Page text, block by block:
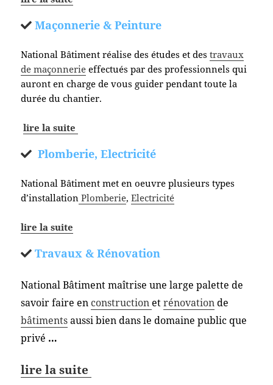
Maçonnerie & Peinture
National Bâtiment réalise des études et destravaux
de maçonnerie effectués par des professionnels qui
auront en charge de vous guider pendant toute la
durée du chantier.
lire la suite
Plomberie, Electricité
National Bâtiment met en oeuvre plusieurs types
d’installation Plomberie,Electricité
lire la suite
Travaux & Rénovation
National Bâtiment maîtrise une large palette de
savoir faire en construction etrénovationde
bâtimentsaussi bien dans le domaine public que
privé …
lire la suite